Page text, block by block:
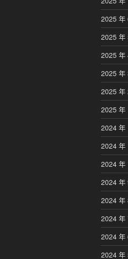
2025 年
2025 年
2025 年
2025 年
2025 年
2025 年
2024 年
2024 年
2024 年
2024 年
2024 年
2024 年
2024 年
2024 年